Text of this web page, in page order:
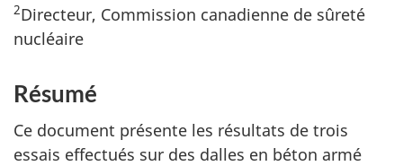
2Directeur, Commission canadienne de sûreté
nucléaire
Résumé
Ce document présente les résultats de trois
essais effectués sur des dalles en béton armé